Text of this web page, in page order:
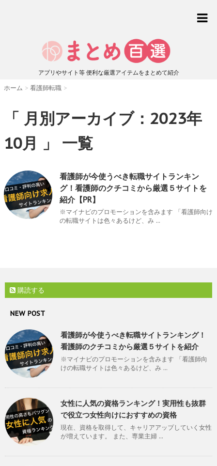
アプリやサイト等 便利な厳選アイテムをまとめて紹介
ホーム > 看護師転職 >
「 月別アーカイブ：2023年
10月 」 一覧
看護師が今使うべき転職サイトランキン
グ！看護師のクチコミから厳選５サイトを
紹介【PR】
※マイナビのプロモーションを含みます 「看護師向け
の転職サイトは色々あるけど、み ...
購読する
NEW POST
看護師が今使うべき転職サイトランキング！
看護師のクチコミから厳選５サイトを紹介
※マイナビのプロモーションを含みます 「看護師向
けの転職サイトは色々あるけど、み ...
女性に人気の資格ランキング！実用性も抜群
で役立つ女性向けにおすすめの資格
現在、資格を取得して、キャリアアップしていく女性
が増えています。 また、専業主婦 ...